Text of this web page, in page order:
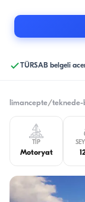
TÜRSAB belgeli
limancepte/
TIP
Motoryat